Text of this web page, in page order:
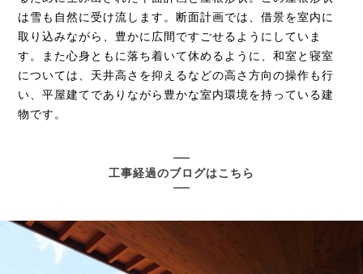
は雪も自然に受け流します。断面計画では、借景を室内に
取り込みながら、豊かに広間ですごせるようにしていま
す。また心身ともに落ち着いて休めるように、和室と寝室
については、天井高さを抑えるなどの高さ方向の操作も行
い、平屋建てでありながら豊かな室内環境を持っている建
物です。
工事経過のブログはこちら